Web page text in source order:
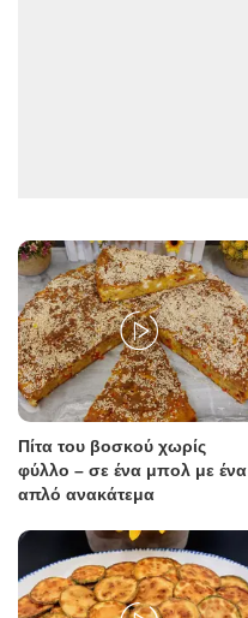
Πίτα του βοσκού χωρίς
φύλλο – σε ένα μπολ με ένα
απλό ανακάτεμα